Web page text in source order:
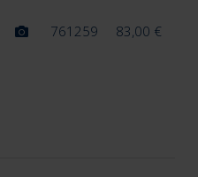
761259 83,00 €